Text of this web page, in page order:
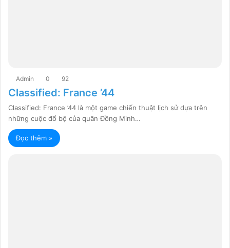
Admin 0 92
Classified: France ’44
Classified: France ’44 là một game chiến thuật lịch sử dựa trên
những cuộc đổ bộ của quân Đồng Minh…
Đọc thêm »